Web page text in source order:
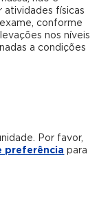
atividades físicas
conforme
nos níveis
a condições
Por favor,
preferência para